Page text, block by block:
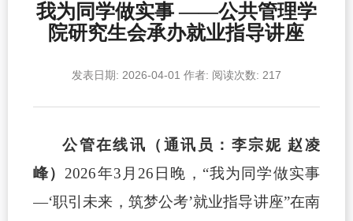
我为同学做实事 ——公共管理学
院研究生会承办就业指导讲座
发表日期: 2026-04-01 作者: 阅读次数: 217
公管在线讯（通讯员：李宗妮 赵凌
峰） 2026年3月26日晚，“我为同学做实事
—‘职引未来，筑梦公考’就业指导讲座”在南